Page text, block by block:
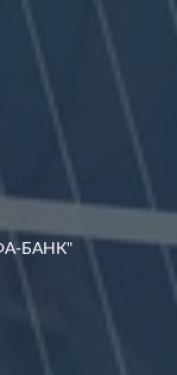
БАНК"